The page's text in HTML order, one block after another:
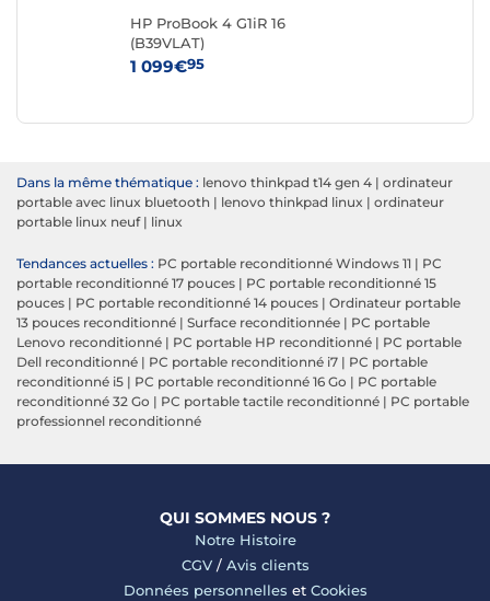
HP ProBook 4 G1iR 16
(B39VLAT)
1 099€95
Dans la même thématique : lenovo thinkpad t14 gen 4 | ordinateur
portable avec linux bluetooth | lenovo thinkpad linux | ordinateur
portable linux neuf| linux
Tendances actuelles : PC portable reconditionné Windows 11 | PC
portable reconditionné 17 pouces | PC portable reconditionné 15
pouces | PC portable reconditionné 14 pouces | Ordinateur portable
13 pouces reconditionné | Surface reconditionnée | PC portable
Lenovo reconditionné | PC portable HP reconditionné | PC portable
Dell reconditionné | PC portable reconditionné i7 | PC portable
reconditionné i5 | PC portable reconditionné 16 Go | PC portable
reconditionné 32 Go | PC portable tactile reconditionné | PC portable
professionnel reconditionné
QUI SOMMES NOUS ?
Notre Histoire
CGV/ Avis clients
Données personnelles et Cookies